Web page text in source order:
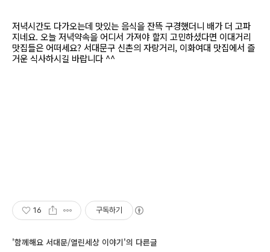
저녁시간도 다가오는데 맛있는 음식을 잔뜩 구경했더니 배가 더 고파
지네요. 오늘 저녁약속을 어디서 가져야 할지 고민하셨다면 이대거리
맛집들은 어떠세요? 서대문구 신촌의 자랑거리, 이화여대 맛집에서 즐
거운 식사하시길 바랍니다 ^^
16 구독하기
'함께해요 서대문/열린세상 이야기'의 다른글